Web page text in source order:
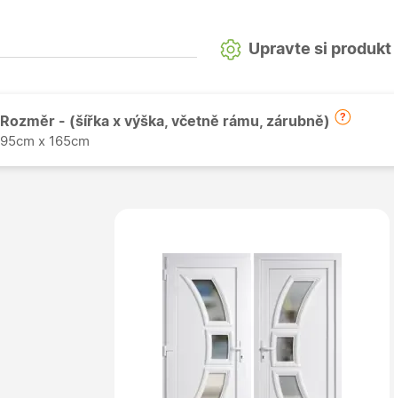
Upravte si produkt
Rozměr - (šířka x výška, včetně rámu, zárubně)
95cm x 165cm